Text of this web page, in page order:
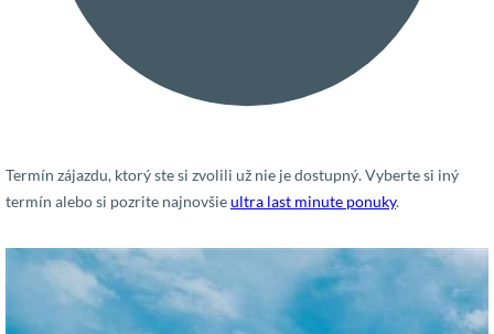
Termín zájazdu, ktorý ste si zvolili už nie je dostupný. Vyberte si iný
termín alebo si pozrite najnovšieultra last minute ponuky.